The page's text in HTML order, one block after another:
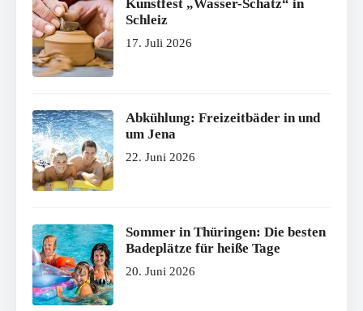
Kunstfest „Wasser-Schatz“ in
Schleiz
17. Juli 2026
Abkühlung: Freizeitbäder in und
um Jena
22. Juni 2026
Sommer in Thüringen: Die besten
Badeplätze für heiße Tage
20. Juni 2026